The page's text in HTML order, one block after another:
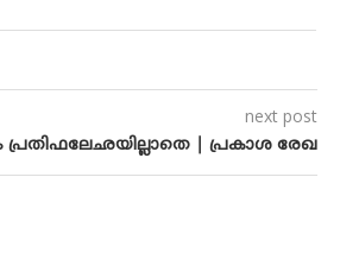
next post
| പ്രകാശ രേഖ